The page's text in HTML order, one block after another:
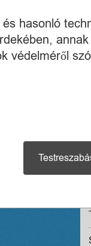
hasonló
védelméről